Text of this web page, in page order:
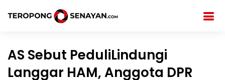
AS Sebut PeduliLindungi
Langgar HAM, Anggota DPR